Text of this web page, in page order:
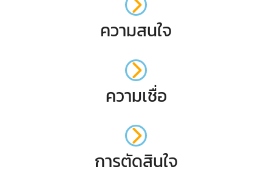
ความสนใจ
ความเชื่อ
การตัดสินใจ